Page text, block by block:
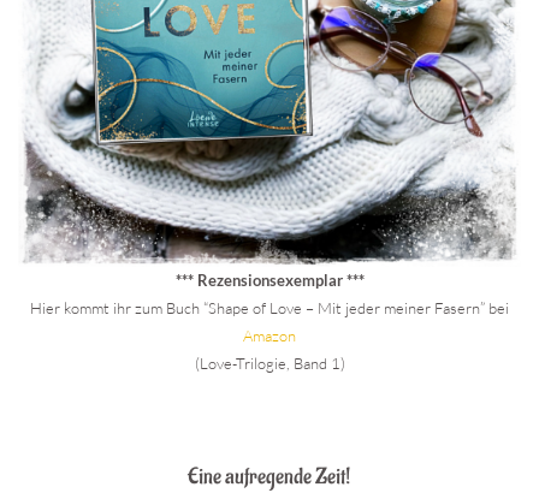
*** Rezensionsexemplar ***
Hier kommt ihr zum Buch “Shape of Love – Mit jeder meiner Fasern” bei
Amazon
(Love-Trilogie, Band 1)
Eine aufregende Zeit!